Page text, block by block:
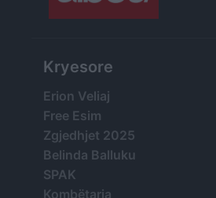
Kryesore
Erion Veliaj
Free Esim
Zgjedhjet 2025
Belinda Balluku
SPAK
Kombëtarja